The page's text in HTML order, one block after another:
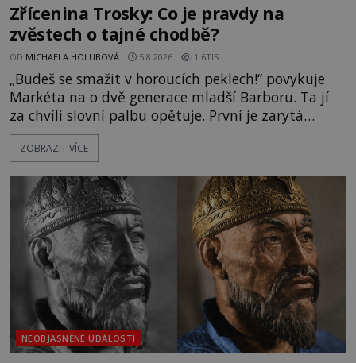
Zřícenina Trosky: Co je pravdy na
zvěstech o tajné chodbě?
OD MICHAELA HOLUBOVÁ 5.8.2026 1.6TIS
„Budeš se smažit v horoucích peklech!“ povykuje
Markéta na o dvě generace mladší Barboru. Ta jí
za chvíli slovní palbu opětuje. První je zarytá
katolička, druhá přesvědčená kališnice. A každá z
nich se usídlí na jedné z věží slavného hradu
mezi vůdce protihusitského boje. Za manželku má
skutečně jistou
ZOBRAZIT VÍCE
NEOBJASNĚNÉ UDÁLOSTI